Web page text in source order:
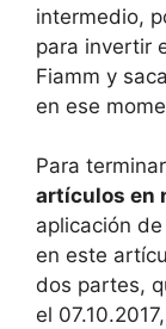
intermedio,
para invertir
Fiamm y
en ese
Para
artículos en
aplicación
en este
dos partes,
el